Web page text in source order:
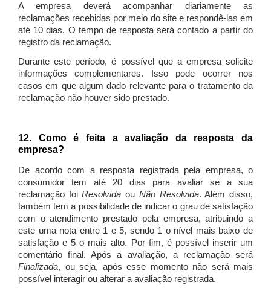
A empresa deverá acompanhar diariamente as
reclamações recebidas por meio do site e respondê-las em
até 10 dias. O tempo de resposta será contado a partir do
registro da reclamação.
Durante este período, é possível que a empresa solicite
informações complementares. Isso pode ocorrer nos
casos em que algum dado relevante para o tratamento da
reclamação não houver sido prestado.
12. Como é feita a avaliação da resposta da
empresa?
De acordo com a resposta registrada pela empresa, o
consumidor tem até 20 dias para avaliar se a sua
reclamação foiResolvida ou Não Resolvida. Além disso,
também tem a possibilidade de indicar o grau de satisfação
com o atendimento prestado pela empresa, atribuindo a
este uma nota entre 1 e 5, sendo 1 o nível mais baixo de
satisfação e 5 o mais alto. Por fim, é possível inserir um
comentário final. Após a avaliação, a reclamação será
Finalizada, ou seja, após esse momento não será mais
possível interagir ou alterar a avaliação registrada.